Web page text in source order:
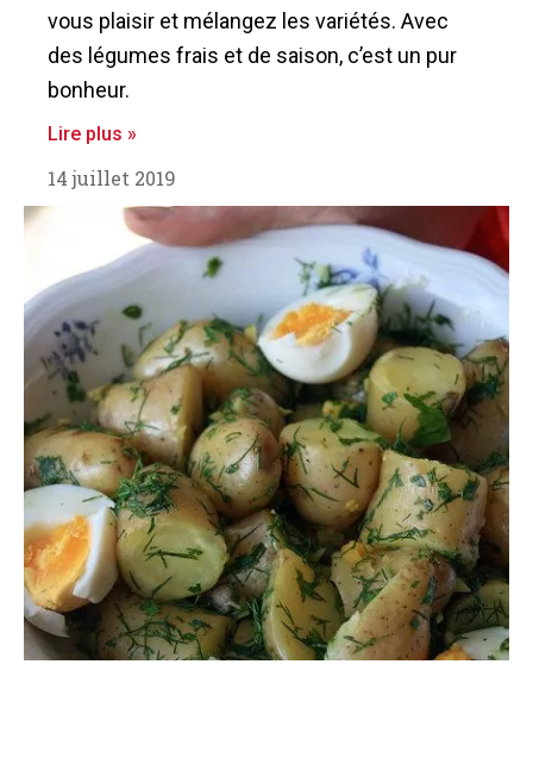
vous plaisir et mélangez les variétés. Avec
des légumes frais et de saison, c’est un pur
bonheur.
Lire plus »
14 juillet 2019